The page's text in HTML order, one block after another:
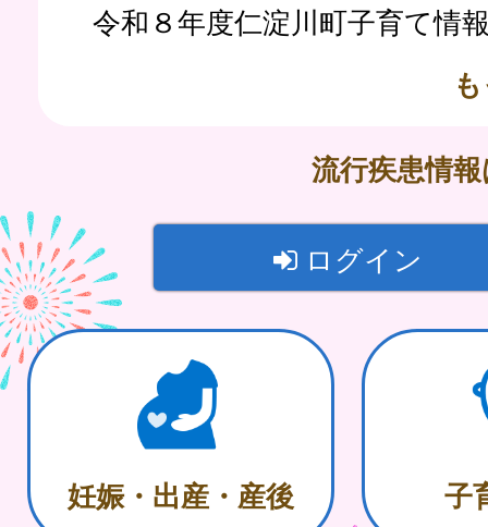
流行疾患情
ログイン
妊娠・出産・産後 子